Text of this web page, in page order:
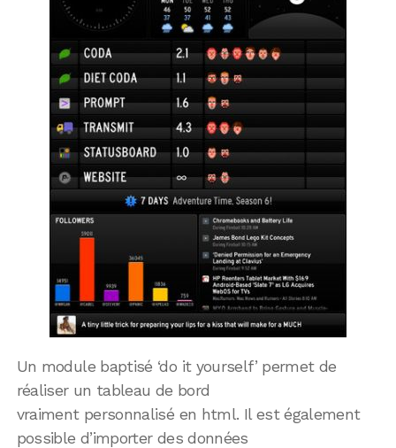
Un module baptisé ‘do it yourself’ permet de
réaliser un tableau de bord
vraiment personnalisé en html. Il est également
possible d’importer des données